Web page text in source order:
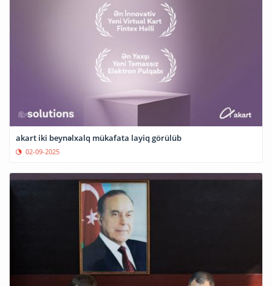
akart iki beynəlxalq mükafata layiq görülüb
02-09-2025